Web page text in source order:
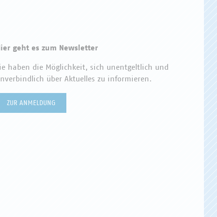
geht es zum Newsletter
haben die Möglichkeit, sich unentgeltlich und
über Aktuelles zu informieren.
ZUR ANMELDUNG